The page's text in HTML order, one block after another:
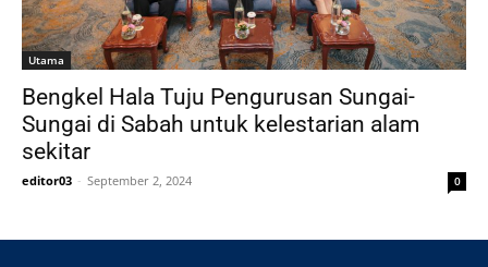
Utama
Bengkel Hala Tuju Pengurusan Sungai-
Sungai di Sabah untuk kelestarian alam
sekitar
editor03 - September 2, 2024 0